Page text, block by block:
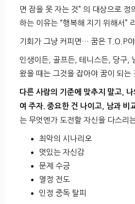
면 잠을 못 자는 것” 의 대상으로 정
하는 이유는 “행복해 지기 위해서”
기회가 그냥 커피면… 꿈은 T.O.P야.
인생이든, 골프든, 테니스든, 당구,
왔을 때는 그것을 잡아야 꿈이 되는
다른 사람의 기준에 맞추지 말고,
여 주자. 중요한 건 나이고, 남과 비
는 무엇엔가 도전할 자신을 다스리
최악의 시나리오
멋있는 자신감
문제 수긍
열정 전도
인정 중독 탈피